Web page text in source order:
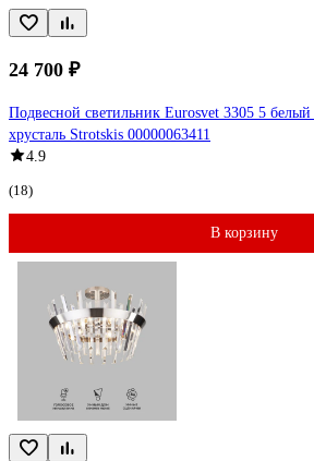
24 700 ₽
Подвесной светильник Eurosvet 3305 5
хрусталь Strotskis 00000063411
4.9
(18)
В корзину